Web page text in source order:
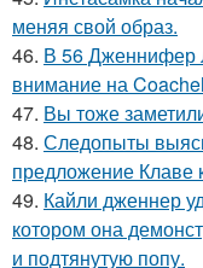
меняя свой образ.
46. В 56 Дженнифер
внимание на
47. Вы тоже
48. Следопыты
предложение Клаве
49. Кайли дженнер
котором она
и подтянутую попу.